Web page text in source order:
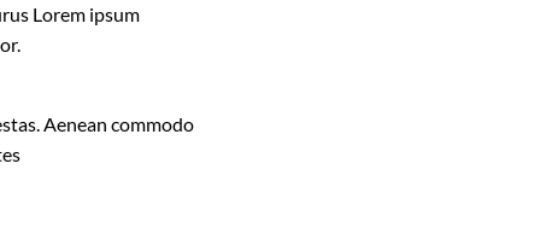
Lorem ipsum
Aenean commodo